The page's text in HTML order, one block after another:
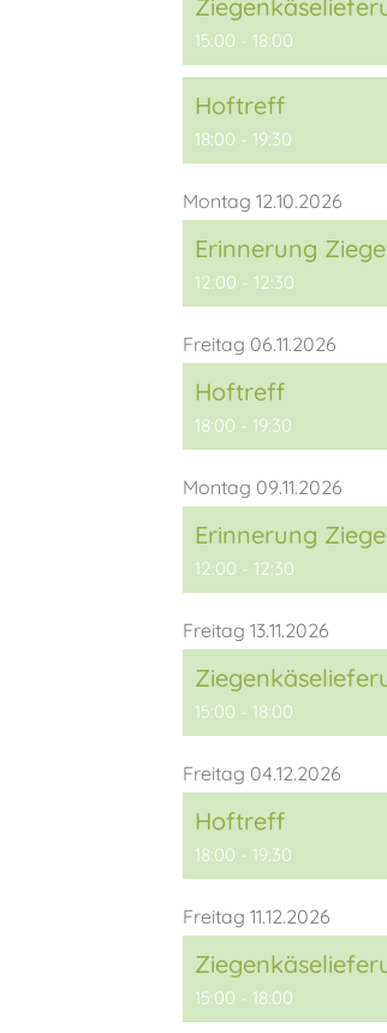
15:00 - 18:00
Hoftreff
18:00 - 19:30
Montag 12.10.2026
Erinnerung
12:00 - 12:30
Freitag 06.11.2026
Hoftreff
18:00 - 19:30
Montag 09.11.2026
Erinnerung
12:00 - 12:30
Freitag 13.11.2026
15:00 - 18:00
Freitag 04.12.2026
Hoftreff
18:00 - 19:30
Freitag 11.12.2026
15:00 - 18:00